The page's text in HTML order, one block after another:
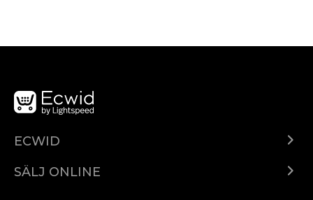
ECWID
Pris
SÄLJ ONLINE